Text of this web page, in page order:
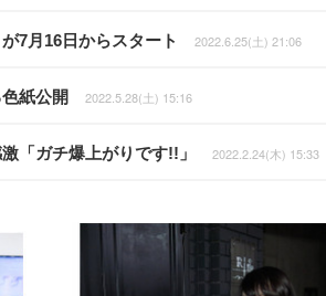
7月16日からスタート 2022.6.25(土) 21:06
紙公開 2022.5.28(土) 15:16
「ガチ爆上がりです!!」 2022.2.24(木) 15:33